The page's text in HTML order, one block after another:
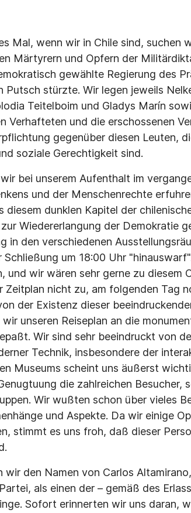
Mal, wenn wir in Chile sind, suchen
Märtyrern und Opfern der
gewählte Regierung des
stürzte. Wir legen jeweils
Teitelboim und Gladys Marín
Verhafteten und die erschossenen
gegenüber diesen Leuten,
soziale Gerechtigkeit sind.
bei unserem Aufenthalt im
und der Menschenrechte
diesem dunklen Kapitel der
Wiedererlangung der Demokratie
in den verschiedenen
um 18:00 Uhr
und wir wären sehr gerne zu diesem
Zeitplan nicht zu, am folgenden Tag
der Existenz dieser
unseren Reiseplan an die
Wir sind sehr beeindruckt von
Technik, insbesondere der
Museums scheint uns äußerst
die zahlreichen Besucher,
Wir wußten schon über vieles
und Aspekte. Da wir einige
stimmt es uns froh, daß dieser
wir den Namen von Carlos
als einen der – gemäß des
Sofort erinnerten wir uns daran,